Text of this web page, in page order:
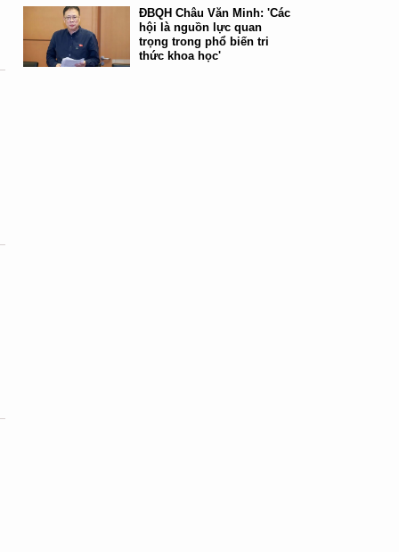
ĐBQH Châu Văn Minh: 'Các
hội là nguồn lực quan
trọng trong phổ biến tri
thức khoa học'